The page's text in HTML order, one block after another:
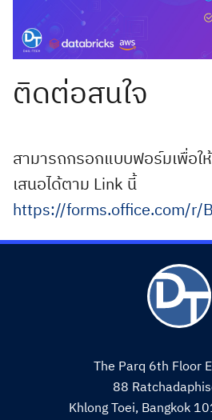
ติดต่อสนใจ
สามารถกรอกแบบฟอร์มเพื่อให้
เสนอได้ตาม Link นี้
https://forms.office.com/r/
The Parq 6th Floor
88
Khlong Toei, Bangkok